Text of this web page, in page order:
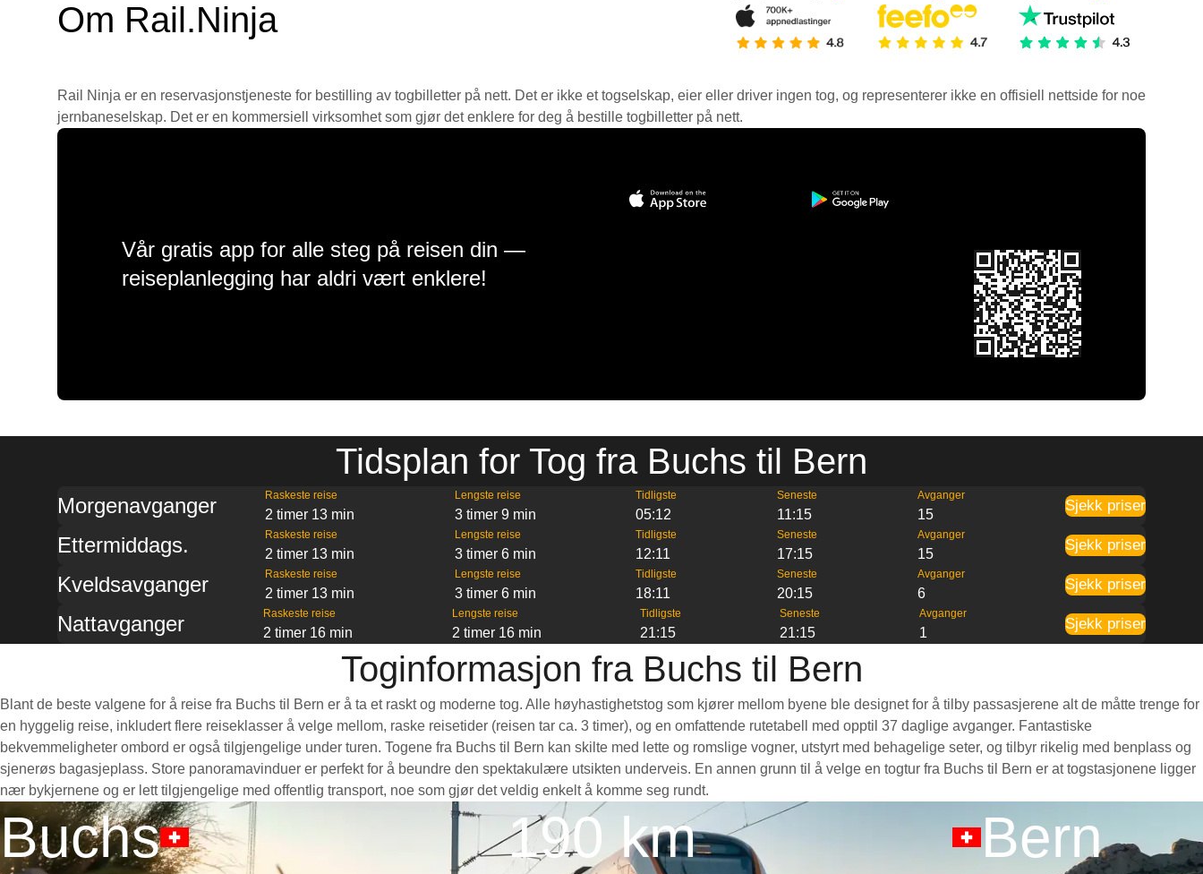
Om Rail.Ninja
Rail Ninja er en reservasjons­tjeneste for bestilling av togbilletter på nett. Det er ikke et togselskap, eier eller driver ingen tog, og representerer ikke en offisiell nettside for noe
jernbaneselskap. Det er en kommersiell virksomhet som gjør det enklere for deg å bestille togbilletter på nett.
Vår gratis app for alle steg på reisen din —
reiseplanlegging har aldri vært enklere!
Tidsplan for Tog fra Buchs til Bern
Morgenavganger Raskeste reise
2 timer 13 min
Lengste reise
3 timer 9 min
Tidligste
05:12
Seneste
11:15
Avganger
15
Sjekk priser
Ettermiddags. Raskeste reise
2 timer 13 min
Lengste reise
3 timer 6 min
Tidligste
12:11
Seneste
17:15
Avganger
15
Sjekk priser
Kveldsavganger Raskeste reise
2 timer 13 min
Lengste reise
3 timer 6 min
Tidligste
18:11
Seneste
20:15
Avganger
6
Sjekk priser
Nattavganger Raskeste reise
2 timer 16 min
Lengste reise
2 timer 16 min
Tidligste
21:15
Seneste
21:15
Avganger
1
Sjekk priser
Toginformasjon fra Buchs til Bern
Blant de beste valgene for å reise fra Buchs til Bern er å ta et raskt og moderne tog. Alle høyhastighetstog som kjører mellom byene ble designet for å tilby passasjerene alt de måtte trenge for
en hyggelig reise, inkludert flere reiseklasser å velge mellom, raske reisetider (reisen tar ca. 3 timer), og en omfattende rutetabell med opptil 37 daglige avganger. Fantastiske
bekvemmeligheter ombord er også tilgjengelige under turen. Togene fra Buchs til Bern kan skilte med lette og romslige vogner, utstyrt med behagelige seter, og tilbyr rikelig med benplass og
sjenerøs bagasjeplass. Store panoramavinduer er perfekt for å beundre den spektakulære utsikten underveis. En annen grunn til å velge en togtur fra Buchs til Bern er at togstasjonene ligger
nær bykjernene og er lett tilgjengelige med offentlig transport, noe som gjør det veldig enkelt å komme seg rundt.
Buchs 190 km Bern